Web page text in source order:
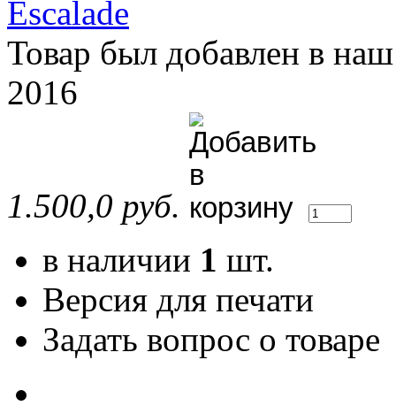
Товар был добавлен в
2016
1.500,0 руб.
в наличии 1 шт.
Версия для печати
Задать вопрос о товаре